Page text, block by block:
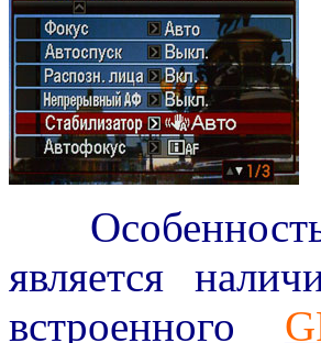
является
встроенного